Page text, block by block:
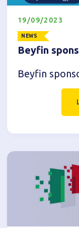
19/09/2023
NEWS
Beyfin
Beyfin
Tecnici
Accetto